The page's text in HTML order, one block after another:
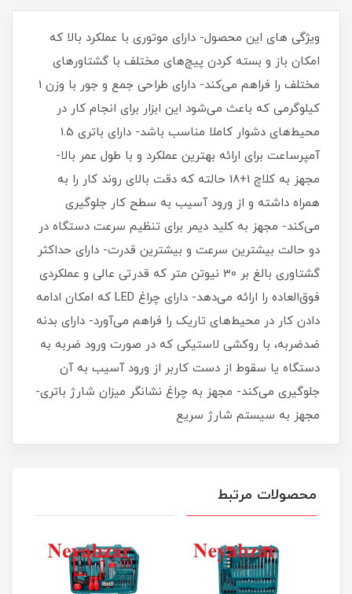
ویژگی های این محصول- دارای موتوری با عملکرد بالا که
امکان باز و بسته کردن پیچ‌های مختلف با گشتاورهای
مختلف را فراهم می‌کند- دارای طراحی جمع و جور با وزن 1
کیلوگرمی که باعث می‌شود این ابزار برای انجام کار در
محیط‌های دشوار کاملا مناسب باشد- دارای باتری 1.5
آمپرساعت برای ارائه بهترین عملکرد و با طول عمر بالا-
مجهز به کلاچ 1+18 حالته که دقت بالای روند کار را به
همراه داشته و از ورود آسیب به سطح کار جلوگیری
می‌کند- مجهز به کلید دیمر برای تنظیم سرعت دستگاه در
دو حالت بیشترین سرعت و بیشترین قدرت- دارای حداکثر
گشتاوری بالغ بر 30 نیوتن متر که قدرتی عالی و عملکردی
فوق‌العاده را ارائه می‌دهد- دارای چراغ LED که امکان ادامه
دادن کار در محیط‌های تاریک را فراهم می‌آورد- دارای بدنه
ضدضربه، با روکشی لاستیکی که در صورت ورود ضربه به
دستگاه یا سقوط از دست کاربر از ورود آسیب به آن
جلوگیری می‌کند- مجهز به چراغ نشانگر میزان شارژ باتری-
مجهز به سیستم شارژ سریع
محصولات مرتبط